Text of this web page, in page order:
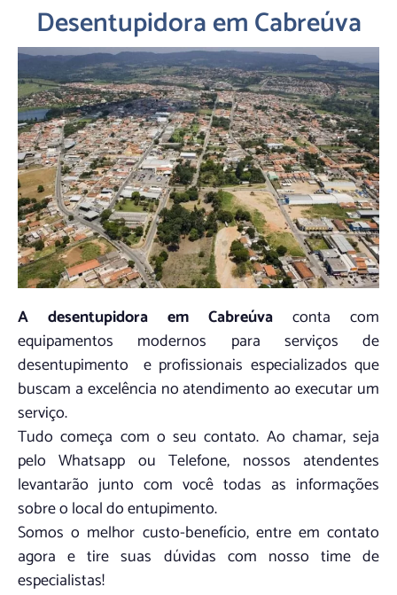
Desentupidora em Cabreúva
A desentupidora em Cabreúva conta com
equipamentos modernos para serviços de
desentupimento e profissionais especializados que
buscam a excelência no atendimento ao executar um
serviço.
Tudo começa com o seu contato. Ao chamar, seja
pelo Whatsapp ou Telefone, nossos atendentes
levantarão junto com você todas as informações
sobre o local do entupimento.
Somos o melhor custo-benefício, entre em contato
agora e tire suas dúvidas com nosso time de
especialistas!